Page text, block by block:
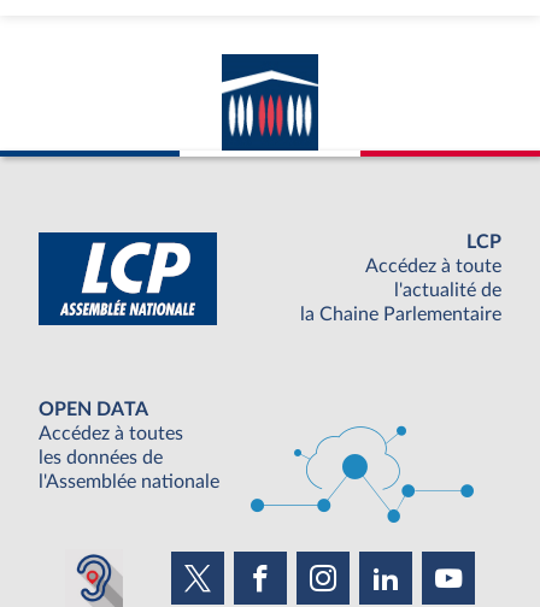
LCP
Accédez à toute
l'actualité de
la Chaine Parlementaire
OPEN DATA
Accédez à toutes
les données de
l'Assemblée nationale